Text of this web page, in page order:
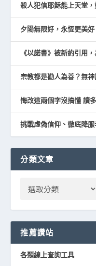
殺人犯信耶穌能上天堂
夕陽無限好，永恆更美好
《以諾書》被新約引用
宗教都是勸人為善？無神
悔改這兩個字沒搞懂 讀
挑戰虛偽信仰、徹底降服
分類文章
推薦讚站
各類線上查詢工具